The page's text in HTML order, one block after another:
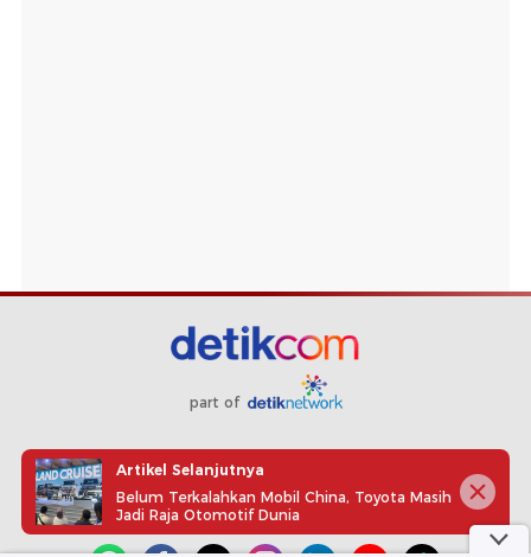
part of
Redaksi Pedoman Media Siber Karir
Kotak Pos
Info Iklan
Privacy Policy Disclaimer
Artikel Selanjutnya
Belum Terkalahkan Mobil China, Toyota Masih
Jadi Raja Otomotif Dunia